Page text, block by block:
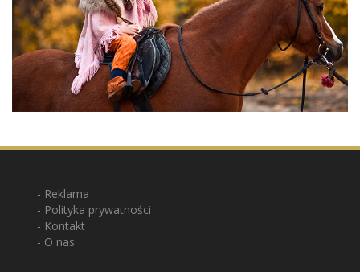
Reklama
Polityka prywatności
Kontakt
O nas